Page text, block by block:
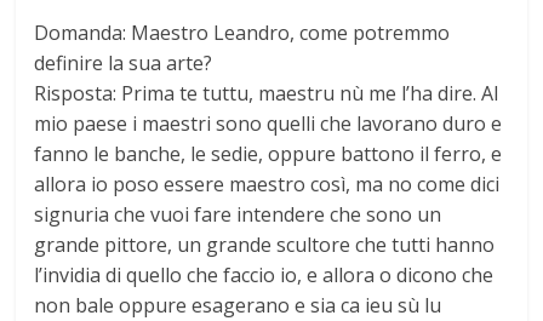
Domanda: Maestro Leandro, come potremmo
definire la sua arte?
Risposta: Prima te tuttu, maestru nù me l’ha dire. Al
mio paese i maestri sono quelli che lavorano duro e
fanno le banche, le sedie, oppure battono il ferro, e
allora io poso essere maestro così, ma no come dici
signuria che vuoi fare intendere che sono un
grande pittore, un grande scultore che tutti hanno
l’invidia di quello che faccio io, e allora o dicono che
non bale oppure esagerano e sia ca ieu sù lu